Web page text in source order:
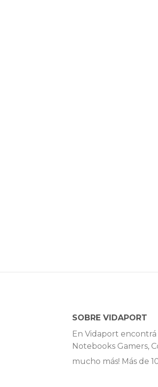
SOBRE VIDAPORT
En Vidaport
Notebooks Gamers,
mucho más! Más de